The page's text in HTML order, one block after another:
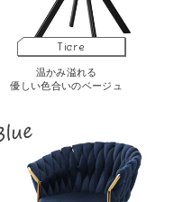
Tiare
温かみ溢れる
優しい色合いのベージュ